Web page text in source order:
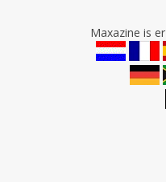
Maxazine is